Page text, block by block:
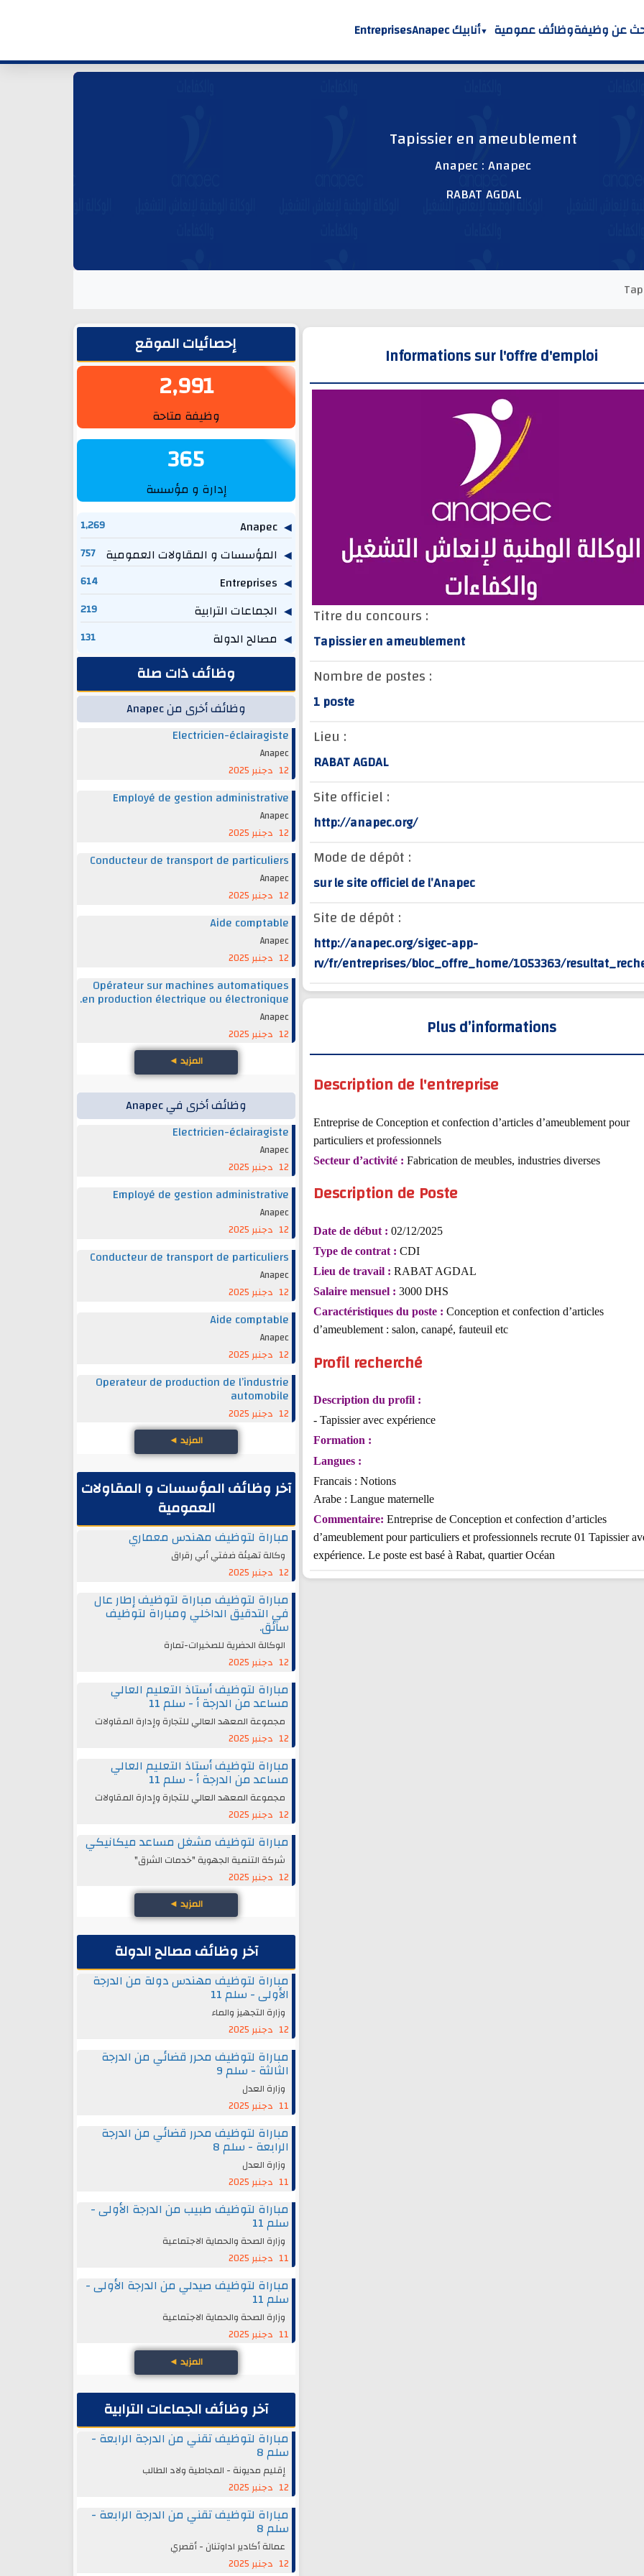
عن وظيفةوظائف عمومية أنابيك Anapec Entreprises
Tapissier en ameublement
Anapec : Anapec
RABAT AGDAL
Informations sur l'offre d'emploi
Titre du concours :
Tapissier en ameublement
Nombre de postes :
1 poste
Lieu :
RABAT AGDAL
Site officiel :
http://anapec.org/
Mode de dépôt :
sur le site officiel de l’Anapec
Site de dépôt :
http://anapec.org/sigec-app-
rv/fr/entreprises/bloc_offre_home/1053363/
Plus d’informations
Description de l'entreprise
Entreprise de Conception et confection d’articles d’ameublement pour
particuliers et professionnels
Secteur d’activité : Fabrication de meubles, industries diverses
Description de Poste
Date de début : 02/12/2025
Type de contrat : CDI
Lieu de travail : RABAT AGDAL
Salaire mensuel : 3000 DHS
Caractéristiques du poste : Conception et confection d’articles
d’ameublement : salon, canapé, fauteuil etc
Profil recherché
Description du profil :
- Tapissier avec expérience
Formation :
Langues :
Francais : Notions
Arabe : Langue maternelle
Commentaire: Entreprise de Conception et confection d’articles
d’ameublement pour particuliers et professionnels recrute 01 Tapissier
expérience. Le poste est basé à Rabat, quartier Océan
الشريط الجانبيإحصائيات الموقع
2,991
وظيفة متاحة
365
إدارة و مؤسسة
Anapec
1,269
المؤسسات و المقاولات العمومية 757
614
الجماعات الترابية 219
مصالح الدولة 131
وظائف ذات صلة
وظائف أخرى من Anapec
Electricien-éclairagiste
Anapec
12 دجنبر 2025
Employé de gestion administrative
Anapec
12 دجنبر 2025
Conducteur de transport de particuliers
Anapec
12 دجنبر 2025
Aide comptable
Anapec
12 دجنبر 2025
Opérateur sur machines automatiques
en production électrique ou électronique.
Anapec
12 دجنبر 2025
المزيد ◄
وظائف أخرى في Anapec
Electricien-éclairagiste
Anapec
12 دجنبر 2025
Employé de gestion administrative
Anapec
12 دجنبر 2025
Conducteur de transport de particuliers
Anapec
12 دجنبر 2025
Aide comptable
Anapec
12 دجنبر 2025
Operateur de production de l’industrie
automobile
12 دجنبر 2025
المزيد ◄
آخر وظائف المؤسسات و المقاولات
العمومية
مباراة لتوظيف مهندس معماري
وكالة تهيئة ضفتي أبي رقراق
12 دجنبر 2025
مباراة لتوظيف مباراة لتوظيف إطار عال
في التدقيق الداخلي ومباراة لتوظيف
سائق.
الوكالة الحضرية للصخيرات-تمارة
12 دجنبر 2025
مباراة لتوظيف أستاذ التعليم العالي
مساعد من الدرجة أ - سلم 11
مجموعة المعهد العالي للتجارة وإدارة المقاولات
12 دجنبر 2025
مباراة لتوظيف أستاذ التعليم العالي
مساعد من الدرجة أ - سلم 11
مجموعة المعهد العالي للتجارة وإدارة المقاولات
12 دجنبر 2025
مباراة لتوظيف مشغل مساعد ميكانيكي
شركة التنمية الجهوية "خدمات الشرق"
12 دجنبر 2025
المزيد ◄
آخر وظائف مصالح الدولة
مباراة لتوظيف مهندس دولة من الدرجة
الأولى - سلم 11
وزارة التجهيز والماء
12 دجنبر 2025
مباراة لتوظيف محرر قضائي من الدرجة
الثالثة - سلم 9
وزارة العدل
11 دجنبر 2025
مباراة لتوظيف محرر قضائي من الدرجة
الرابعة - سلم 8
وزارة العدل
11 دجنبر 2025
مباراة لتوظيف طبيب من الدرجة الأولى -
سلم 11
وزارة الصحة والحماية الاجتماعية
11 دجنبر 2025
مباراة لتوظيف صيدلي من الدرجة الأولى -
سلم 11
وزارة الصحة والحماية الاجتماعية
11 دجنبر 2025
المزيد ◄
آخر وظائف الجماعات الترابية
مباراة لتوظيف تقني من الدرجة الرابعة -
سلم 8
إقليم مديونة - المجاطية ولاد الطالب
12 دجنبر 2025
مباراة لتوظيف تقني من الدرجة الرابعة -
سلم 8
عمالة أكادير اداوتنان - أقصري
12 دجنبر 2025